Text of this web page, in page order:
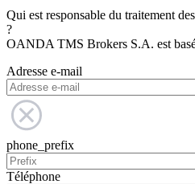
Qui est responsable du traitement
?
OANDA TMS Brokers S.A. est
Adresse e-mail
phone_prefix
Téléphone